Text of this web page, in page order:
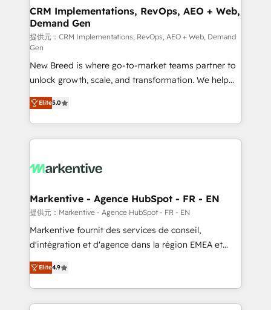
の統合・浸透・変革管理を実行します。 ▸ CMS戦略設
計・構築：リード獲得・CVR・SEOを前提にした情報設
計・導線設計・テンプレート設計をContent Hubで一体
提供。 ▸ 既存CRM・MAからの移行支援：Salesforce・
Marketo・Pardot等からの移行、カスタム設計、履歴
データ移行と活用設計まで。 ▸ AEO対応：ChatGPT・
ンツとサイト構造を最適化。 🏆 なぜ100incを選ぶの
か？ ✓ HubSpot Eliteパートナー認定 ✓ HubSpotアワ
ード受賞・HUGリーダー ✓ ISO27001:2022 /
HubSpot大百科 出版 CRM・AI活用に関するご相談、現
せください。
trainers to drive platform adoption. 📈 Revenue
Generation - Full-funnel marketing and high-
performance advertising via Point Success Media. -
Expert deployment of Breeze AI and custom agents
to automate growth. 🏆 Elite Excellence - 8 platform
accreditations and deep HIPAA-compliance
expertise. - A team of 250+ experts dedicated to
your resilient growth.
CRM Implementations, RevOps, AEO + Web,
Demand Gen
提供元：CRM Implementations, RevOps, AEO + Web, Demand
Gen
New Breed is where go-to-market teams partner to
unlock growth, scale, and transformation. We help
companies activate HubSpot’s AI-powered
customer platform and operationalize HubSpot’s
Loop Marketing framework through expert-led
services, smart agents, and purpose-built apps,
results, fast. ⚙️CRM & RevOps: Align all Hubs to your
🎯Demand Gen & ABM: Drive pipeline with inbound,
ABM, AEO, SEO, & paid media. 👩‍💻Web Design:
Build high-performing websites with UX, messaging,
& conversion strategy that drive results. 🤖AI
AI, & maximize AEO with tailored AI services. 🧩
Integrations: Extend HubSpot with custom
Elite5.0
Markentive - Agence HubSpot - FR - EN
提供元：Markentive - Agence HubSpot - FR - EN
Markentive fournit des services de conseil,
d'intégration et d'agence dans la région EMEA et
North America. Avec plus de 115 experts en
marketing automation, Growth, Revops, CRM et
webdesign. Markentive is both a consulting firm, a
digital agency and an integrator. With over 115
Elite4.9